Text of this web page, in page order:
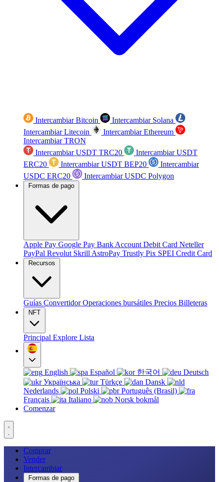
Intercambiar Bitcoin
Intercambiar Solana
Intercambiar Litecoin
Intercambiar Ethereum
Intercambiar TRON
Intercambiar USDT TRC20
Intercambiar USDT
ERC20
Intercambiar USDT BEP20
Intercambiar
USDC ERC20
Intercambiar USDC Polygon
Formas de pago
Apple Pay Google Pay Bank Account Debit Card Neteller
PayPal Revolut Skrill AstroPay Trustly Pix SPEI Credit Card
Recursos
Guías ConvertidorOperaciones bursátiles Precios Billeteras
NFT
Principal Explore Lista
English Español 한국어
Deutsch
Українська
Türkçe
Dansk
Nederlands
Polski
Português (Brasil)
Français
Italiano
Norsk bokmål
Comenzar
Comprar
Vender
Intercambiar
Formas de pago